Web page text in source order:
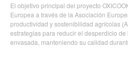
El objetivo principal del proyecto
Europea a través de la Asociación
productividad y sostenibilidad agrícolas
estrategias para reducir el desperdicio
envasada, manteniendo su calidad